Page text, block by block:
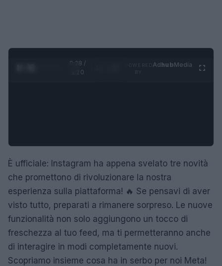
0:29 /
1:20
AdhubMedia
È ufficiale: Instagram ha appena svelato tre novità
che promettono di rivoluzionare la nostra
esperienza sulla piattaforma! 🔥 Se pensavi di aver
visto tutto, preparati a rimanere sorpreso. Le nuove
funzionalità non solo aggiungono un tocco di
freschezza al tuo feed, ma ti permetteranno anche
di interagire in modi completamente nuovi.
Scopriamo insieme cosa ha in serbo per noi Meta!